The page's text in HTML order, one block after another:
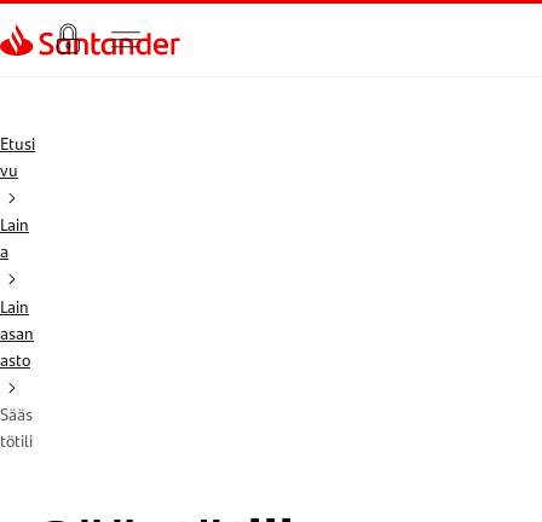
Siirry sivulle
Etusi
vu
Lain
a
Lain
asan
asto
Sääs
tötili